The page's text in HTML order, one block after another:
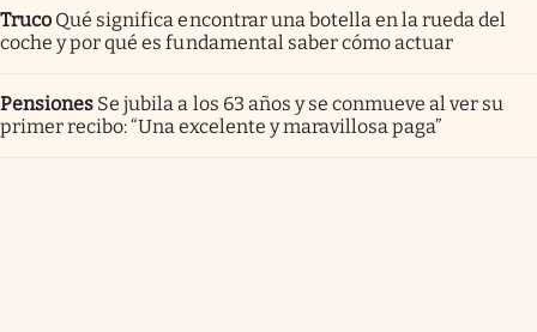
Truco Qué significa encontrar una botella en la rueda del
coche y por qué es fundamental saber cómo actuar
Pensiones Se jubila a los 63 años y se conmueve al ver su
primer recibo: “Una excelente y maravillosa paga”